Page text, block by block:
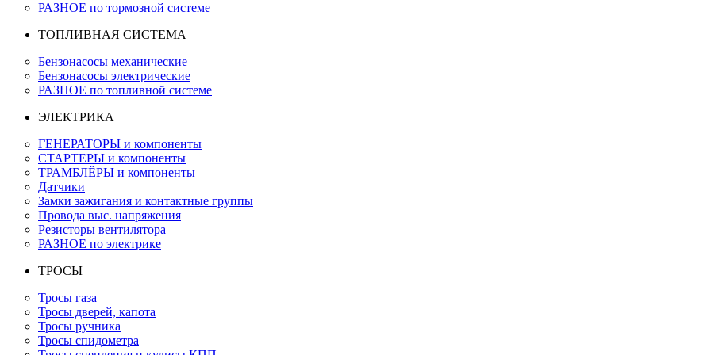
РАЗНОЕ по тормозной системе
ТОПЛИВНАЯ СИСТЕМА
Бензонасосы механические
Бензонасосы электрические
РАЗНОЕ по топливной системе
ЭЛЕКТРИКА
ГЕНЕРАТОРЫ и компоненты
СТАРТЕРЫ и компоненты
ТРАМБЛЁРЫ и компоненты
Датчики
Замки зажигания и контактные группы
Провода выс. напряжения
Резисторы вентилятора
РАЗНОЕ по электрике
ТРОСЫ
Тросы газа
Тросы дверей, капота
Тросы ручника
Тросы спидометра